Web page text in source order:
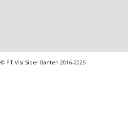
© PT Visi Siber Banten 2016-2025